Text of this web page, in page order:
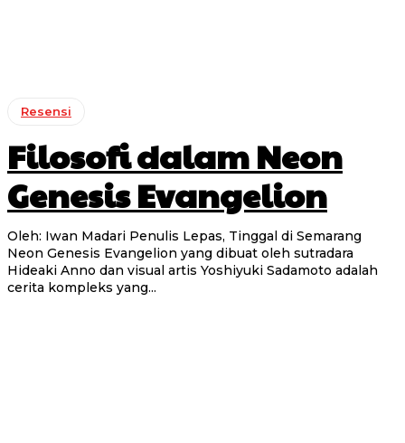
Resensi
Filosofi dalam Neon
Genesis Evangelion
Oleh: Iwan Madari Penulis Lepas, Tinggal di Semarang
Neon Genesis Evangelion yang dibuat oleh sutradara
Hideaki Anno dan visual artis Yoshiyuki Sadamoto adalah
cerita kompleks yang...